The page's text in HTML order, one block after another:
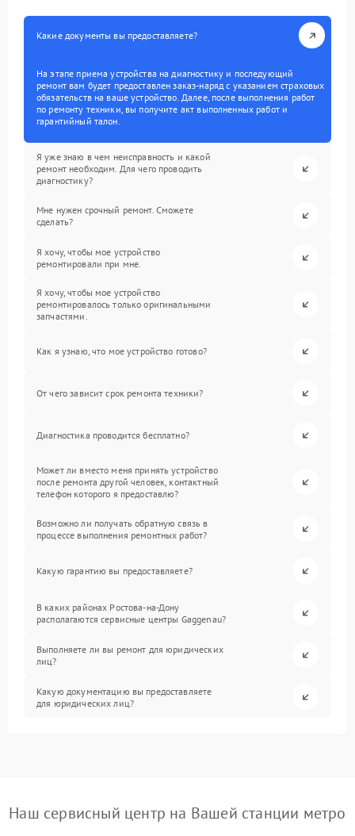
Какие документы вы предоставляете?
На этапе приема устройства на диагностику и последующий
ремонт вам будет предоставлен заказ-наряд с указанием страховых
обязательств на ваше устройство. Далее, после выполнения работ
по ремонту техники, вы получите акт выполненных работ и
гарантийный талон.
Я уже знаю в чем неисправность и какой
ремонт необходим. Для чего проводить
диагностику?
Мне нужен срочный ремонт. Сможете
сделать?
Я хочу, чтобы мое устройство
ремонтировали при мне.
Я хочу, чтобы мое устройство
ремонтировалось только оригинальными
запчастями.
Как я узнаю, что мое устройство готово?
От чего зависит срок ремонта техники?
Диагностика проводится бесплатно?
Может ли вместо меня принять устройство
после ремонта другой человек, контактный
телефон которого я предоставлю?
Возможно ли получать обратную связь в
процессе выполнения ремонтных работ?
Какую гарантию вы предоставляете?
В каких районах Ростова-на-Дону
располагаются сервисные центры Gaggenau?
Выполняете ли вы ремонт для юридических
лиц?
Какую документацию вы предоставляете
для юридических лиц?
Наш сервисный центр на Вашей станции метро